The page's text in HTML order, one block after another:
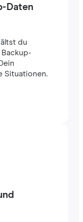
Daten
du
Backup-
Situationen.